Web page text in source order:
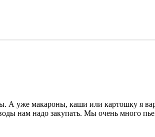
А уже макароны, каши или картошку я
нам надо закупать. Мы очень много